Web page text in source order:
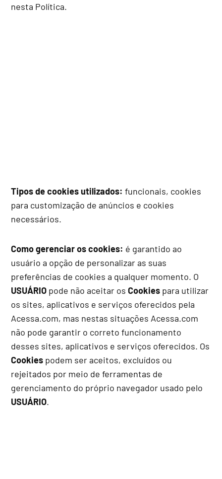
nesta Política.
Tipos de cookies utilizados: funcionais, cookies
para customização de anúncios e cookies
necessários.
Como gerenciar os cookies: é garantido ao
usuário a opção de personalizar as suas
preferências de cookies a qualquer momento. O
USUÁRIO pode não aceitar osCookies para utilizar
os sites, aplicativos e serviços oferecidos pela
Acessa.com, mas nestas situações Acessa.com
não pode garantir o correto funcionamento
desses sites, aplicativos e serviços oferecidos. Os
Cookies podem ser aceitos, excluídos ou
rejeitados por meio de ferramentas de
gerenciamento do próprio navegador usado pelo
USUÁRIO.